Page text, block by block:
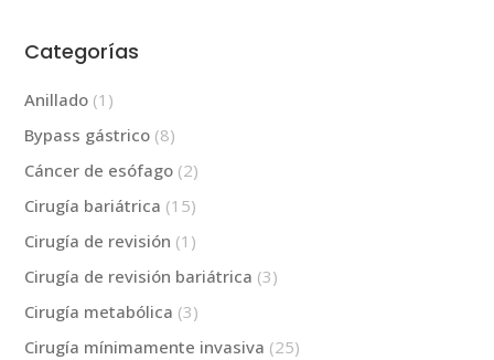
Categorías
Anillado (1)
Bypass gástrico (8)
Cáncer de esófago (2)
Cirugía bariátrica (15)
Cirugía de revisión (1)
Cirugía de revisión bariátrica (3)
Cirugía metabólica (3)
Cirugía mínimamente invasiva (25)